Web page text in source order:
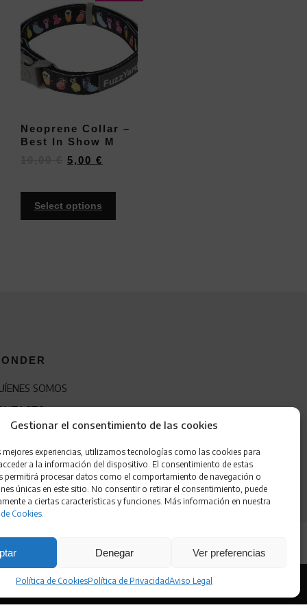
Gestionar el consentimiento de las cookies
mejores experiencias, utilizamos tecnologías como las cookies para
a la información del dispositivo. El consentimiento de estas
permitirá procesar datos como el comportamiento de navegación o
únicas en este sitio. No consentir o retirar el consentimiento, puede
a ciertas características y funciones. Más información en nuestra
Cookies.
Denegar Ver preferencias
Política de CookiesPolítica de PrivacidadAviso Legal
Neoprene Collar –
Best In Show M
5,00 €
Select options
SOMOS